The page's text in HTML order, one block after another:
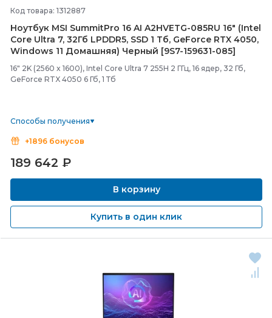
Код товара: 1312887
Ноутбук MSI SummitPro 16 AI A2HVETG-085RU 16" (Intel
Core Ultra 7, 32Гб LPDDR5, SSD 1 Тб, GeForce RTX 4050,
Windows 11 Домашняя) Черный [9S7-159631-085]
16" 2K (2560 x 1600), Intel Core Ultra 7 255H 2 ГГц, 16 ядер, 32 Гб,
GeForce RTX 4050 6 Гб, 1 Тб
Способы получения
+1896 бонусов
189 642 ₽
В корзину
Купить в один клик